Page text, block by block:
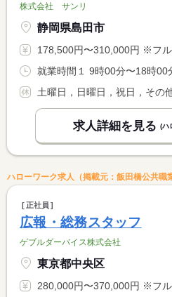
株式会社 サンリ
静岡県島田市
178,500円〜310,000円 ※フルタイム求人の場合は月額（換算額
就業時間１ 9時00分〜18時00
土曜日，日曜日，祝日，その
求人詳細を見る (ハ
ハローワーク求人（掲載元：飯田橋公共職
正社員
広報・総務スタッフ
ゲブルダーバイス株式会社
東京都中央区
280,000円〜370,000円 ※フルタイム求人の場合は月額（換算額